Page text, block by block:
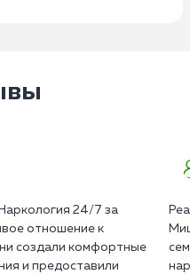
24/7 за
отношение к
создали комфортные
и предоставили